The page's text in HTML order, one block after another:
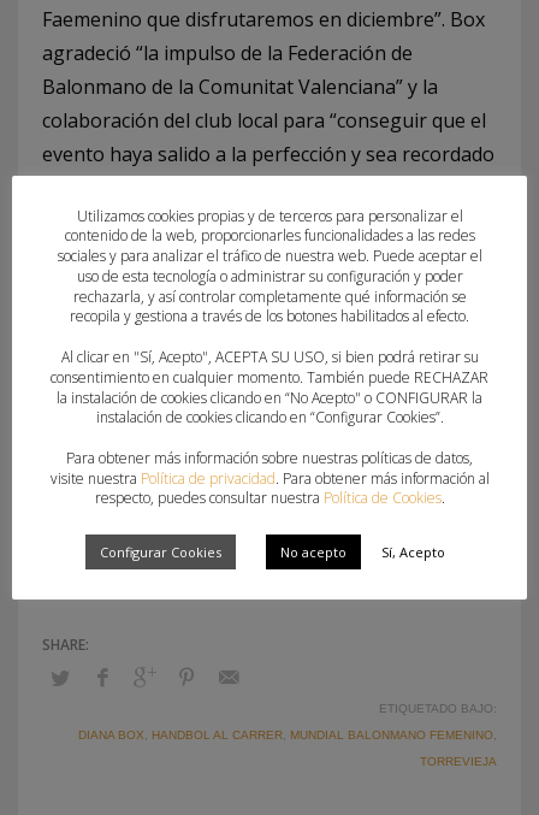
Faemenino que disfrutaremos en diciembre”. Box
agradeció “la impulso de la Federación de
Balonmano de la Comunitat Valenciana” y la
colaboración del club local para “conseguir que el
evento haya salido a la perfección y sea recordado
El presidente de la Federación de Balonmano de la
Comunitat Valenciana, Pedro Fuertes, se mostró
“satisfecho con la movilización de grandes y
pequeños” en la acción promocional del Mundial
de Balonmano Femenino. Fuertes destacó “el
apoyo indispensable” del Ayuntamiento de
Torrevieja y el CBM Mare Nostrum Torrevieja, así
como “la participación de clubes cercanos que se
han querido sumar a la fiesta del balonmano en la
ETIQUETADO BAJO:
DIANA BOX
HANDBOL AL CARRER MUNDIAL BALONMANO FEMENINO
TORREVIEJA
Utilizamos cookies propias y de terceros para personalizar el
contenido de la web, proporcionarles funcionalidades a las redes
sociales y para analizar el tráfico de nuestra web. Puede aceptar el
uso de esta tecnología o administrar su configuración y poder
rechazarla, y así controlar completamente qué información se
recopila y gestiona a través de los botones habilitados al efecto.
Al clicar en "Sí, Acepto", ACEPTA SU USO, si bien podrá retirar su
consentimiento en cualquier momento. También puede RECHAZAR
la instalación de cookies clicando en “No Acepto" o CONFIGURAR la
instalación de cookies clicando en “Configurar Cookies”.
Para obtener más información sobre nuestras políticas de datos,
visite nuestra Política de privacidad. Para obtener más información al
respecto, puedes consultar nuestra Política de Cookies.
Configurar Cookies No acepto Sí, Acepto